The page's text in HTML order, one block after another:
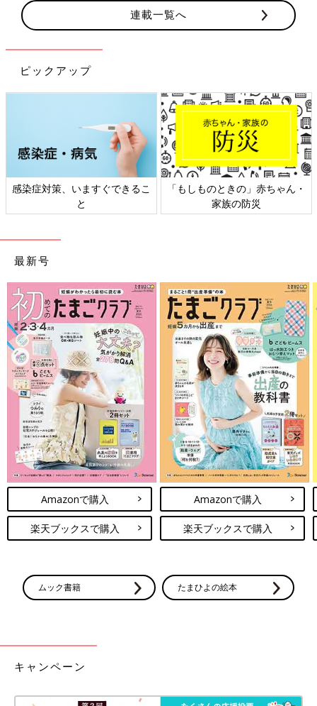
連載一覧へ
ピックアップ
感染症対策、いますぐできるこ
と
「もしものときの」赤ちゃん・
家族の防災
最新号
Amazonで購入
楽天ブックスで購入
Amazonで購入
楽天ブックスで購入
ムック書籍 たまひよの絵本
キャンペーン